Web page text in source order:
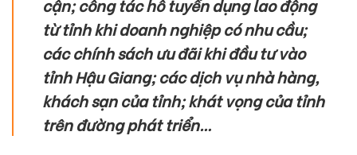
cận; công tác hỗ tuyển dụng lao động
từ tỉnh khi doanh nghiệp có nhu cầu;
các chính sách ưu đãi khi đầu tư vào
tỉnh Hậu Giang; các dịch vụ nhà hàng,
khách sạn của tỉnh; khát vọng của tỉnh
trên đường phát triển…